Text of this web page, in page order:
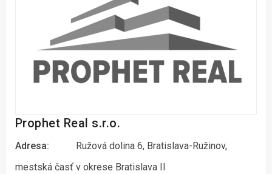
Prophet Real s.r.o.
Adresa:
Ružová dolina 6, Bratislava-Ružinov,
mestská časť v okrese Bratislava II